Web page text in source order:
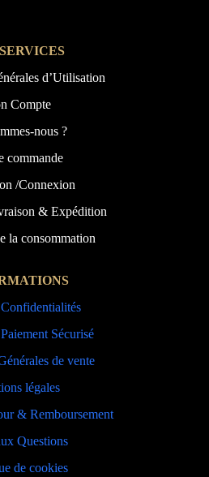
d’Utilisation
Compte
nous ?
commande
/Connexion
& Expédition
la consommation
Sécurisé
de vente
légales
& Remboursement
Questions
de cookies